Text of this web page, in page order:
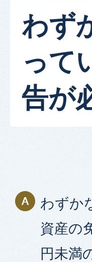
わず
って
告が
わずか
資産の
円未満